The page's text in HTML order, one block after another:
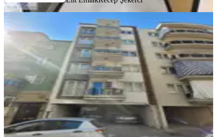
Hasan Efendi Ramazan Paşa
Mahallesinde Kiralık Eşyalı 1+1 Daire
Efeler, Hasanefendi ramazan Paşa Mahallesi
1+1 · 60 m²·4. Kat·07.08.2026
22.000 ₺
Girgin EmlakMehmet Girgin
Ara